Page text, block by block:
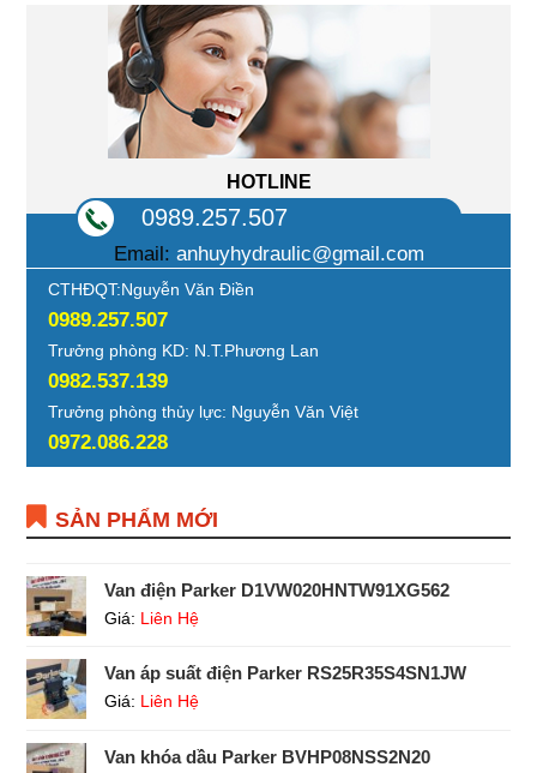
HOTLINE
0989.257.507
Email: anhuyhydraulic@gmail.com
CTHĐQT:Nguyễn Văn Điền
0989.257.507
Trưởng phòng KD: N.T.Phương Lan
0982.537.139
Trưởng phòng thủy lực: Nguyễn Văn Việt
0972.086.228
SẢN PHẨM MỚI
Van điện Parker D1VW020HNTW91XG562
Giá: Liên Hệ
Van áp suất điện Parker RS25R35S4SN1JW
Giá: Liên Hệ
Van khóa dầu Parker BVHP08NSS2N20